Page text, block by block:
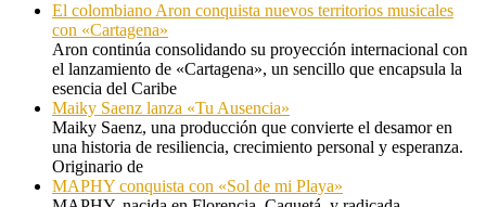
El colombiano Aron conquista nuevos territorios musicales
con «Cartagena»
Aron continúa consolidando su proyección internacional con
el lanzamiento de «Cartagena», un sencillo que encapsula la
esencia del Caribe
Maiky Saenz lanza «Tu Ausencia»
Maiky Saenz, una producción que convierte el desamor en
una historia de resiliencia, crecimiento personal y esperanza.
Originario de
MAPHY conquista con «Sol de mi Playa»